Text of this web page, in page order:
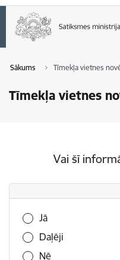
Sākums Tīmekļa vietnes
Tīmekļa vietnes
Vai šī
Vai šī informācija bija
Jā
Daļēji
Nē